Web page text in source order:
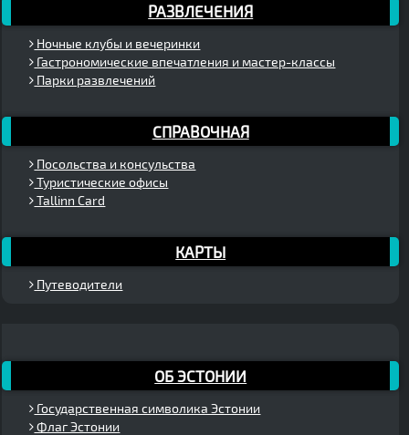
РАЗВЛЕЧЕНИЯ
Ночные клубы и вечеринки
Гастрономические впечатления и мастер-классы
Парки развлечений
СПРАВОЧНАЯ
Посольства и консульства
Туристические офисы
Tallinn Card
КАРТЫ
Путеводители
ОБ ЭСТОНИИ
Государственная символика Эстонии
Флаг Эстонии